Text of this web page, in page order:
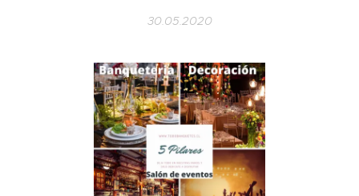
30.05.2020